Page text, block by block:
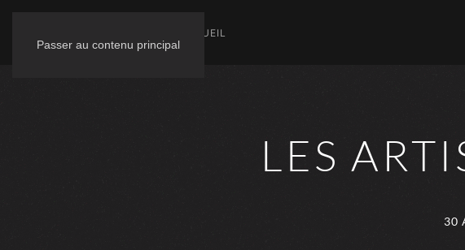
Passer au contenu principal
ACCUEIL
LES
30